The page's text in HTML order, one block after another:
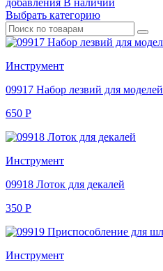
добавления В наличии
Выбрать категорию
Инструмент
09917 Набор лезвий для моделей
650 Р
Инструмент
09918 Лоток для декалей
350 Р
Инструмент